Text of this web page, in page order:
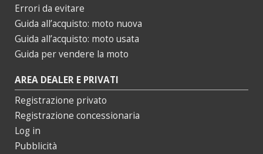
Errori da evitare
Guida all’acquisto: moto nuova
Guida all’acquisto: moto usata
Guida per vendere la moto
AREA DEALER E PRIVATI
Registrazione privato
Registrazione concessionaria
Log in
Pubblicità